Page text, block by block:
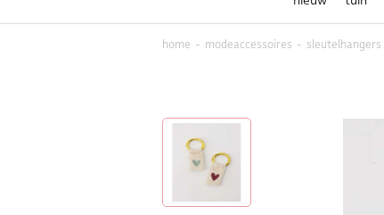
home modeaccessoires sleutelhangers